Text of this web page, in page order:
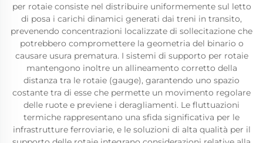
per rotaie consiste nel distribuire uniformemente sul letto
di posa i carichi dinamici generati dai treni in transito,
prevenendo concentrazioni localizzate di sollecitazione che
potrebbero compromettere la geometria del binario o
causare usura prematura. I sistemi di supporto per rotaie
mantengono inoltre un allineamento corretto della
distanza tra le rotaie (gauge), garantendo uno spazio
costante tra di esse che permette un movimento regolare
delle ruote e previene i deragliamenti. Le fluttuazioni
termiche rappresentano una sfida significativa per le
infrastrutture ferroviarie, e le soluzioni di alta qualità per il